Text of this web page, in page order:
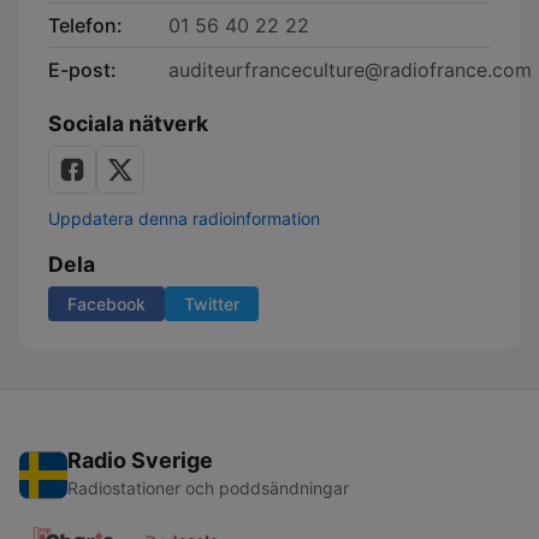
Telefon:
01 56 40 22 22
E-post:
auditeurfranceculture@radiofrance.com
Sociala nätverk
Uppdatera denna radioinformation
Dela
Facebook Twitter
Radio Sverige
Radiostationer och poddsändningar